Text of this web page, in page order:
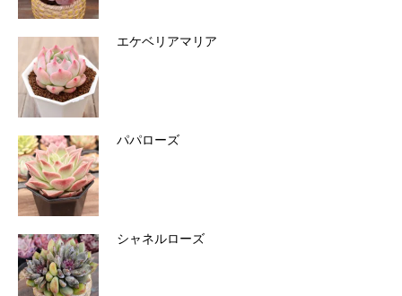
エケベリアマリア
パパローズ
シャネルローズ